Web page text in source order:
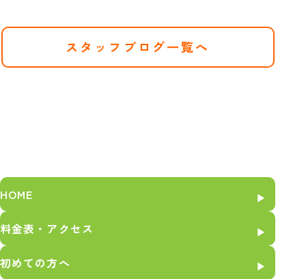
スタッフブログ一覧へ
HOME
料金表・アクセス
初めての方へ